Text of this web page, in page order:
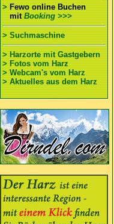
>Fewo online Buchen
mitBooking >>>
> Suchmaschine
> Harzorte mit Gastgebern
> Fotos vom Harz
> Webcam's vom Harz
> Aktuelles aus dem Harz